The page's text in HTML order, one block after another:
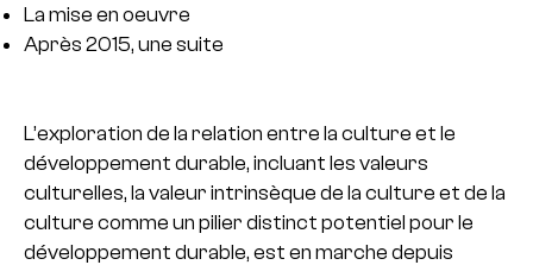
La mise en oeuvre
Après 2015, une suite
L’exploration de la relation entre la culture et le
développement durable, incluant les valeurs
culturelles, la valeur intrinsèque de la culture et de la
culture comme un pilier distinct potentiel pour le
développement durable, est en marche depuis